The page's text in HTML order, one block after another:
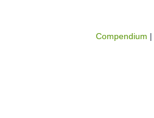
Compendium |